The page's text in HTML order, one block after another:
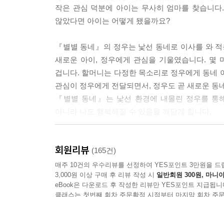
작은 관심 덕분에 아이는 무사히 엄마를 찾습니
않았다면 아이는 어떻게 됐을까요?
『별별 동네』의 정우는 낯선 동네로 이사를 와
새로운 아이, 정우에게 관심을 기울였습니다. 몇
겁니다. 할머니는 다정한 목소리로 정우에게 동네
관심이 정우에게 전달되면서, 정우도 곧 새로운 동
『별별 동네』는 낯선 환경에 내몰린 정우를
『별별 동네』에서 정우는 새로운 동네를 못마땅
동네와 비교되는 모습에 더욱 별로인 동네, 별별
뿐인데, 정우는 어제와 똑같은 동네 풍경이 어쩐
회원리뷰 (165건)
매주 10건의 우수리뷰를 선정하여 YES포인트 3만원을 드
3,000원 이상 구매 후 리뷰 작성 시 일반회원 300원, 마니
eBook은 다운로드 후 작성한 리뷰만 YES포인트 지급됩니
클래스는 첫번째 회차 주문확정 시점부터 마지막 회차 주